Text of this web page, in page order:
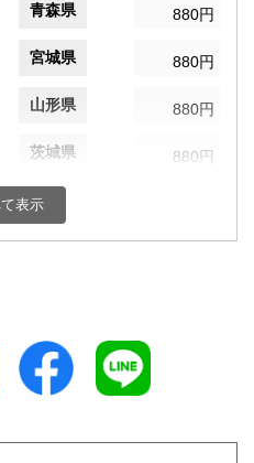
青森県 880円
宮城県 880円
山形県 880円
茨城県 880円
群馬県
千葉県
富山県
福井県
880円
表示